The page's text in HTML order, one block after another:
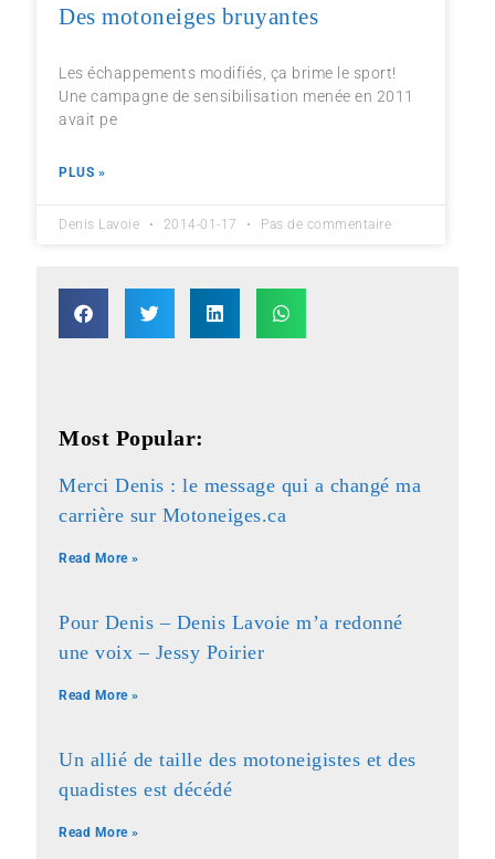
Des motoneiges bruyantes
Les échappements modifiés, ça brime le sport!
Une campagne de sensibilisation menée en 2011
avait pe
PLUS »
Denis Lavoie 2014-01-17 Pas de commentaire
Most Popular:
Merci Denis : le message qui a changé ma
carrière sur Motoneiges.ca
Read More »
Pour Denis – Denis Lavoie m’a redonné
une voix – Jessy Poirier
Read More »
Un allié de taille des motoneigistes et des
quadistes est décédé
Read More »